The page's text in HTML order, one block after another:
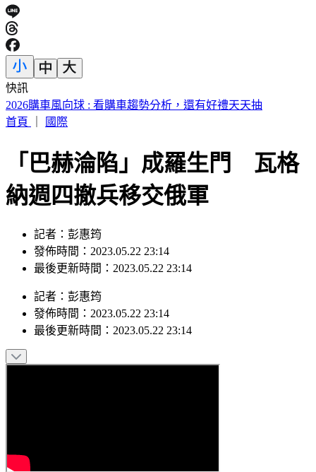
快訊
知名韓系婚紗店爆倒閉跑路 業者發聲了
首頁
國際
「巴赫淪陷」成羅生門 瓦格
納週四撤兵移交俄軍
記者：彭惠筠
發佈時間：2023.05.22 23:14
最後更新時間：2023.05.22 23:14
記者 ： 彭惠筠
發佈時間： 2023.05.22 23:14
最後更新時間： 2023.05.22 23:14